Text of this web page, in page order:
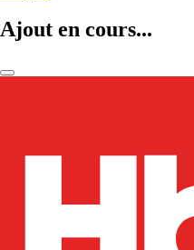
Ajout en cours...